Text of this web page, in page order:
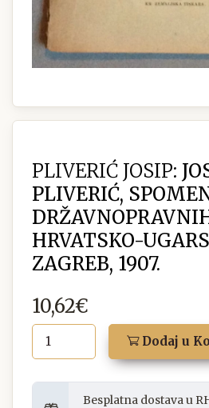
PLIVERIĆ JOSIP:
PLIVERIĆ,
HRVATSKO-
ZAGREB, 1907.
10,62€
Dodaj u
Besplatna dostava u